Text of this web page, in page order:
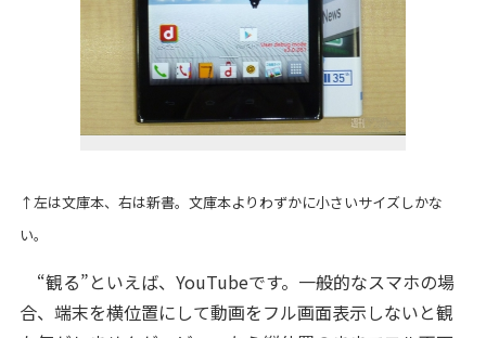
↑左は文庫本、右は新書。文庫本よりわずかに小さいサイズしかな
い。
“観る”といえば、YouTubeです。一般的なスマホの場
合、端末を横位置にして動画をフル画面表示しないと観